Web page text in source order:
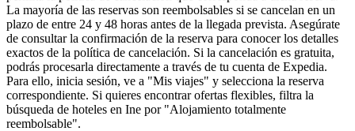
La mayoría de las reservas son reembolsables si se cancelan en un
plazo de entre 24 y 48 horas antes de la llegada prevista. Asegúrate
de consultar la confirmación de la reserva para conocer los detalles
exactos de la política de cancelación. Si la cancelación es gratuita,
podrás procesarla directamente a través de tu cuenta de Expedia.
Para ello, inicia sesión, ve a "Mis viajes" y selecciona la reserva
correspondiente. Si quieres encontrar ofertas flexibles, filtra la
búsqueda de hoteles en Ine por "Alojamiento totalmente
reembolsable".